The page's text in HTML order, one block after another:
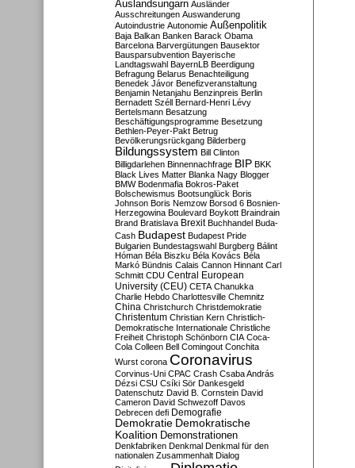
Auslandsungarn Ausländer
Ausschreitungen Auswanderung
Autoindustrie Autonomie Außenpolitik
Baja Balkan Banken Barack Obama
Barcelona Barvergütungen Bausektor
Bausparsubvention Bayerische
Landtagswahl BayernLB Beerdigung
Befragung Belarus Benachteiligung
Benedek Jávor Benefizveranstaltung
Benjamin Netanjahu Benzinpreis Berlin
Bernadett Széll Bernard-Henri Lévy
Bertelsmann Besatzung
Beschäftigungsprogramme Besetzung
Bethlen-Peyer-Pakt Betrug
Bevölkerungsrückgang Bilderberg
Bildungssystem Bill Clinton
Billigdarlehen Binnennachfrage BIP BKK
Black Lives Matter Blanka Nagy Blogger
BMW Bodenmafia Bokros-Paket
Bolschewismus Bootsunglück Boris
Johnson Boris Nemzow Borsod 6 Bosnien-
Herzegowina Boulevard Boykott Braindrain
Brand Bratislava Brexit Buchhandel Buda-
Cash Budapest Budapest Pride
Bulgarien Bundestagswahl Burgberg Bálint
Hóman Béla Biszku Béla Kovács Béla
Markó Bündnis Calais Cannon Hinnant Carl
Schmitt CDU Central European
University (CEU) CETA Chanukka
Charlie Hebdo Charlottesville Chemnitz
China Christchurch Christdemokratie
Christentum Christian Kern Christlich-
Demokratische Internationale Christliche
Freiheit Christoph Schönborn CIA Coca-
Cola Colleen Bell Comingout Conchita
Wurst corona Coronavirus
Corvinus-Uni CPAC Crash Csaba András
Dézsi CSU Csíki Sör Dankesgeld
Datenschutz David B. Cornstein David
Cameron David Schwezoff Davos
Debrecen defi Demografie
Demokratie Demokratische
Koalition Demonstrationen
Denkfabriken Denkmal Denkmal für den
nationalen Zusammenhalt Dialog